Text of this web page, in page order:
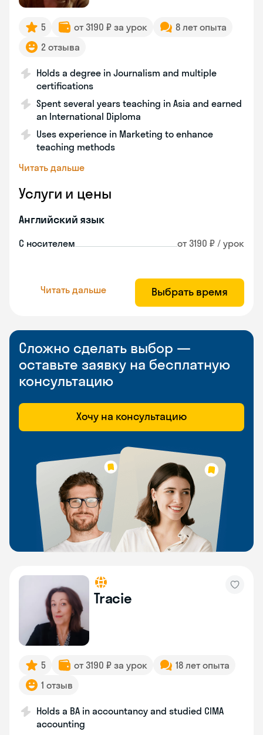
5 от 3190 ₽ за урок
8 лет опыта
2 отзыва
Holds a degree in Journalism and multiple
certifications
Spent several years teaching in Asia and earned
an International Diploma
Uses experience in Marketing to enhance
teaching methods
Читать дальше
Услуги и цены
Английский язык
С носителем от 3190 ₽ / урок
Читать дальше Выбрать время
Сложно сделать выбор —
оставьте заявку на бесплатную
консультацию
Хочу на консультацию
Tracie
5 от 3190 ₽ за урок
18 лет опыта
1 отзыв
Holds a BA in accountancy and studied CIMA
accounting